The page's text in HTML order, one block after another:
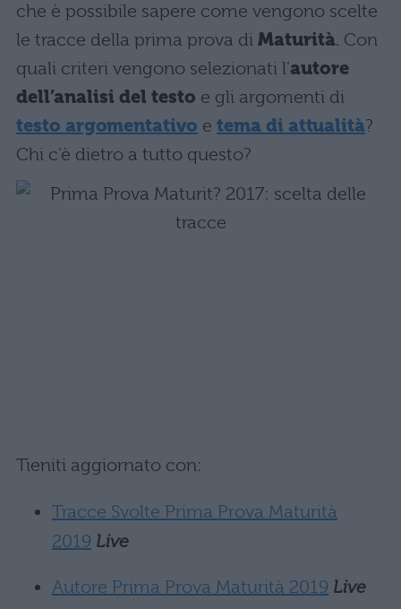
che è possibile sapere come vengono scelte
le tracce della prima prova di Maturità. Con
quali criteri vengono selezionati l’autore
dell’analisi del testo e gli argomenti di
testo argomentativo etema di attualità?
Chi c’è dietro a tutto questo?
Tieniti aggiornato con:
Tracce Svolte Prima Prova Maturità
2019 Live
Autore Prima Prova Maturità 2019 Live